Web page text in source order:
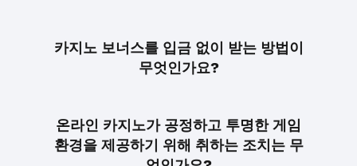
카지노 보너스를 입금 없이 받는 방법이
무엇인가요?
온라인 카지노가 공정하고 투명한 게임
환경을 제공하기 위해 취하는 조치는 무